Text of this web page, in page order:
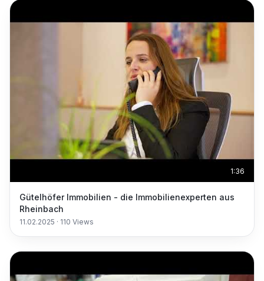
1:36
Gütelhöfer Immobilien - die Immobilienexperten aus
Rheinbach
11.02.2025 · 110 Views